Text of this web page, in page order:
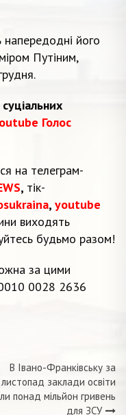
його
Путіним,
Голос
на телеграм-
, тік-
, youtube
виходять
будьмо разом!
за цими
0028 2636
В Івано-Франківську за
листопад заклади освіти
понад мільйон гривень
для ЗСУ